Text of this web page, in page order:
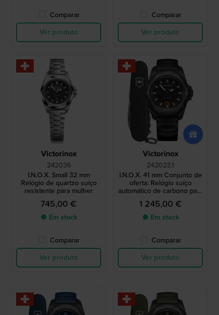
Comparar
Ver produto
Comparar
Ver produto
Victorinox
242036
I.N.O.X. Small 32 mm
Relógio de quartzo suíço
resistente para mulher
745,00 €
● Em stock
Comparar
Ver produto
Victorinox
242023.1
I.N.O.X. 41 mm Conjunto de
oferta: Relógio suíço
automático de carbono para
homem com canivete
Victorinox
1 245,00 €
● Em stock
Comparar
Ver produto